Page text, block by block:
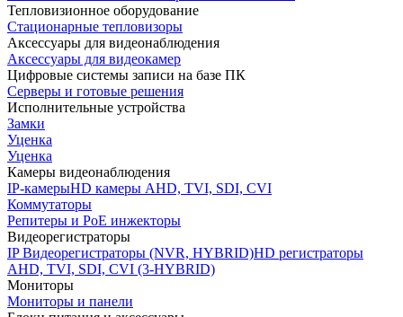
Тепловизионное оборудование
Стационарные тепловизоры
Аксессуары для видеонаблюдения
Аксессуары для видеокамер
Цифровые системы записи на базе ПК
Серверы и готовые решения
Исполнительные устройства
Замки
Уценка
Уценка
Камеры видеонаблюдения
IP-камерыHD камеры AHD, TVI, SDI, CVI
Коммутаторы
Репитеры и PoE инжекторы
Видеорегистраторы
IP Видеорегистраторы (NVR, HYBRID)HD регистраторы
AHD, TVI, SDI, CVI (3-HYBRID)
Мониторы
Мониторы и панели